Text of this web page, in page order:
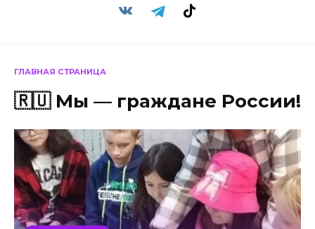
ГЛАВНАЯ СТРАНИЦА
🇷🇺 Мы — граждане России!